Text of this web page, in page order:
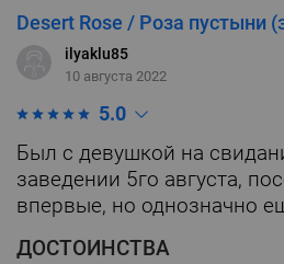
Desert Rose / Роза пустыни
ilyaklu85
10 августа 2022
5.0
Был с девушкой на
заведении 5го августа,
впервые, но однозначно
ДОСТОИНСТВА